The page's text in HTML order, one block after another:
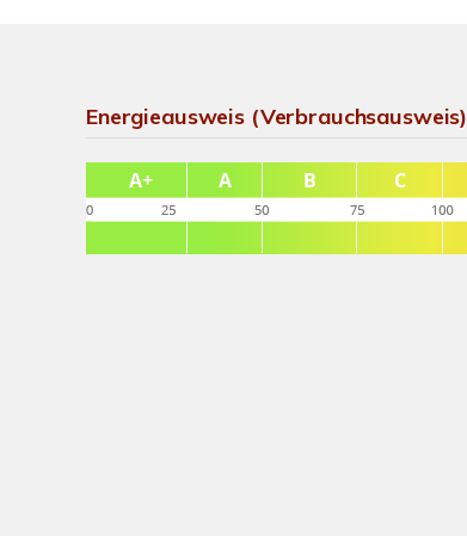
Energieausweis (Verbrauchsausweis)